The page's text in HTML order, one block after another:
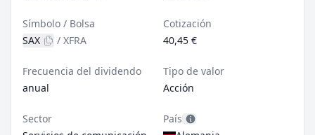
Símbolo / Bolsa
SAX
/ XFRA
Cotización
40,45 €
Frecuencia del dividendo
anual
Tipo de valor
Acción
Sector
País